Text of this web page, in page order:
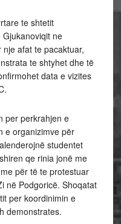
te shtetit
ne
afat te pacaktuar,
te shtyhet dhe të
data e vizites
per perkrahjen e
e organizimve për
studentet
qe rinia jonë me
për të te protestuar
në Podgoricë. Shoqatat
per koordinimin e
demonstrates.